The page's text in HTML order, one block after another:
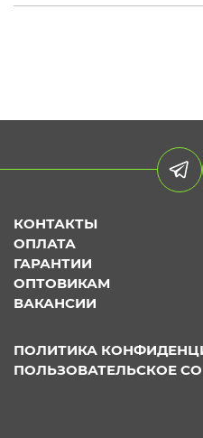
КОНТАКТЫ
ОПЛАТА
ГАРАНТИИ
ОПТОВИКАМ
ВАКАНСИИ
ПОЛИТИКА
ПОЛЬЗОВАТЕЛЬСКОЕ